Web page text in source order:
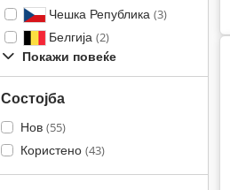
Чешка Република (3)
Белгија (2)
Покажи повеќе
Состојба
Нов (55)
Користено (43)